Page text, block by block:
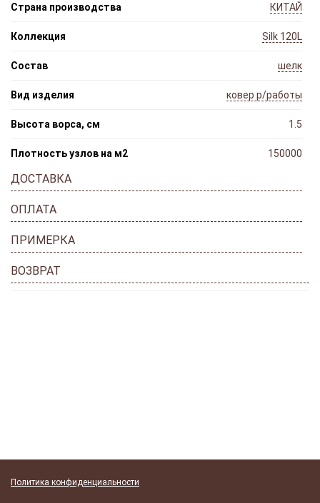
Страна производства КИТАЙ
Коллекция Silk 120L
Состав шелк
Вид изделия ковер р/работы
Высота ворса, см 1.5
Плотность узлов на м2 150000
ДОСТАВКА
ОПЛАТА
ПРИМЕРКА
ВОЗВРАТ
Политика конфиденциальности